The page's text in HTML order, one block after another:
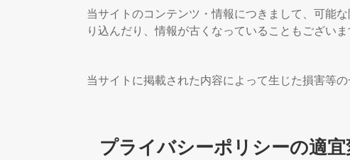
当サイトのコンテンツ・情報につきまして、可能
り込んだり、情報が古くなっていることもございま
当サイトに掲載された内容によって生じた損害等
プライバシーポリシーの適